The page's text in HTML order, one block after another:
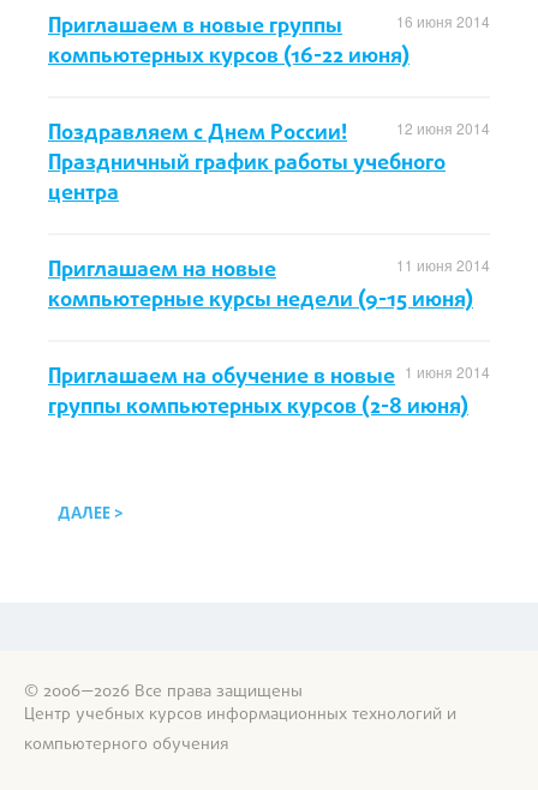
16 июня 2014
Приглашаем в новые группы
компьютерных курсов (16-22 июня)
12 июня 2014
Поздравляем с Днем России!
Праздничный график работы учебного
центра
11 июня 2014
Приглашаем на новые
компьютерные курсы недели (9-15 июня)
1 июня 2014
Приглашаем на обучение в новые
группы компьютерных курсов (2-8 июня)
ДАЛЕЕ >
© 2006—2026 Все права защищены
Центр учебных курсов информационных технологий и
компьютерного обучения